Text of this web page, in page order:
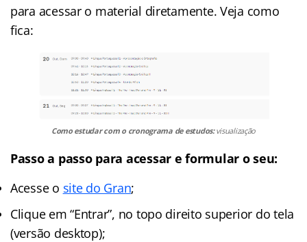
para acessar o material diretamente. Veja como
fica:
Como estudar com o cronograma de estudos:visualização
Passo a passo para acessar e formular o seu:
Acesse o site do Gran;
Clique em “Entrar”, no topo direito superior do tela
(versão desktop);